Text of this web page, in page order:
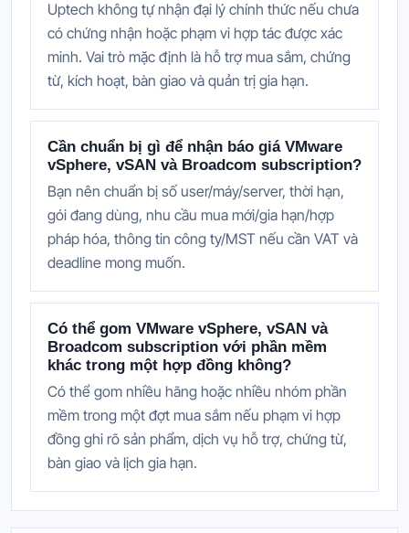
Uptech không tự nhận đại lý chính thức nếu chưa
có chứng nhận hoặc phạm vi hợp tác được xác
minh. Vai trò mặc định là hỗ trợ mua sắm, chứng
từ, kích hoạt, bàn giao và quản trị gia hạn.
Cần chuẩn bị gì để nhận báo giá VMware
vSphere, vSAN và Broadcom subscription?
Bạn nên chuẩn bị số user/máy/server, thời hạn,
gói đang dùng, nhu cầu mua mới/gia hạn/hợp
pháp hóa, thông tin công ty/MST nếu cần VAT và
deadline mong muốn.
Có thể gom VMware vSphere, vSAN và
Broadcom subscription với phần mềm
khác trong một hợp đồng không?
Có thể gom nhiều hãng hoặc nhiều nhóm phần
mềm trong một đợt mua sắm nếu phạm vi hợp
đồng ghi rõ sản phẩm, dịch vụ hỗ trợ, chứng từ,
bàn giao và lịch gia hạn.